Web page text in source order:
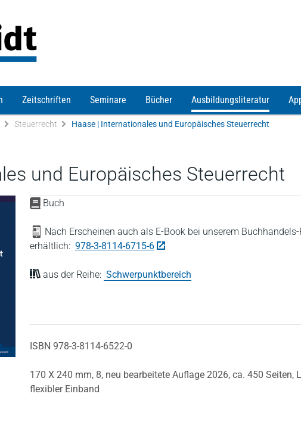
Zeitschriften Seminare Bücher Ausbildungsliteratur
Steuerrecht Haase | Internationales und Europäisches Steuerrecht
und Europäisches Steuerrecht
Buch
Nach Erscheinen auch als E-Book bei unserem
erhältlich: 978-3-8114-6715-6
aus der Reihe: Schwerpunktbereich
ISBN 978-3-8114-6522-0
170 X 240 mm, 8, neu bearbeitete Auflage 2026, ca. 450 Seiten,
flexibler Einband